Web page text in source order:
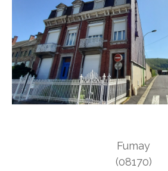
Fumay
(08170)
Pièces
Pièces
Référence
PARKING